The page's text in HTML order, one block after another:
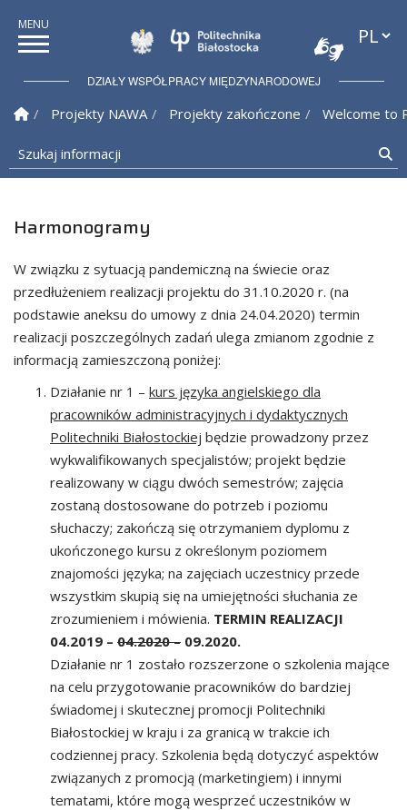
Politechnika
DZIAŁY WSPÓŁPRACY MIĘDZYNARODOWEJ
Strona Główna
Projekty NAWA Projekty zakończone
Welcome to
Szukaj informacji
Harmonogramy
W związku z sytuacją pandemiczną na świecie oraz
przedłużeniem realizacji projektu do 31.10.2020 r. (na
podstawie aneksu do umowy z dnia 24.04.2020) termin
realizacji poszczególnych zadań ulega zmianom zgodnie z
informacją zamieszczoną poniżej:
Działanie nr 1 – kurs języka angielskiego dla
pracowników administracyjnych i dydaktycznych
Politechniki Białostockiej będzie prowadzony przez
wykwalifikowanych specjalistów; projekt będzie
realizowany w ciągu dwóch semestrów; zajęcia
zostaną dostosowane do potrzeb i poziomu
słuchaczy; zakończą się otrzymaniem dyplomu z
ukończonego kursu z określonym poziomem
znajomości języka; na zajęciach uczestnicy przede
wszystkim skupią się na umiejętności słuchania ze
zrozumieniem i mówienia. TERMIN REALIZACJI
04.2019 – 04.2020 – 09.2020.
Działanie nr 1 zostało rozszerzone o szkolenia mające
na celu przygotowanie pracowników do bardziej
świadomej i skutecznej promocji Politechniki
Białostockiej w kraju i za granicą w trakcie ich
codziennej pracy. Szkolenia będą dotyczyć aspektów
związanych z promocją (marketingiem) i innymi
tematami, które mogą wesprzeć uczestników w